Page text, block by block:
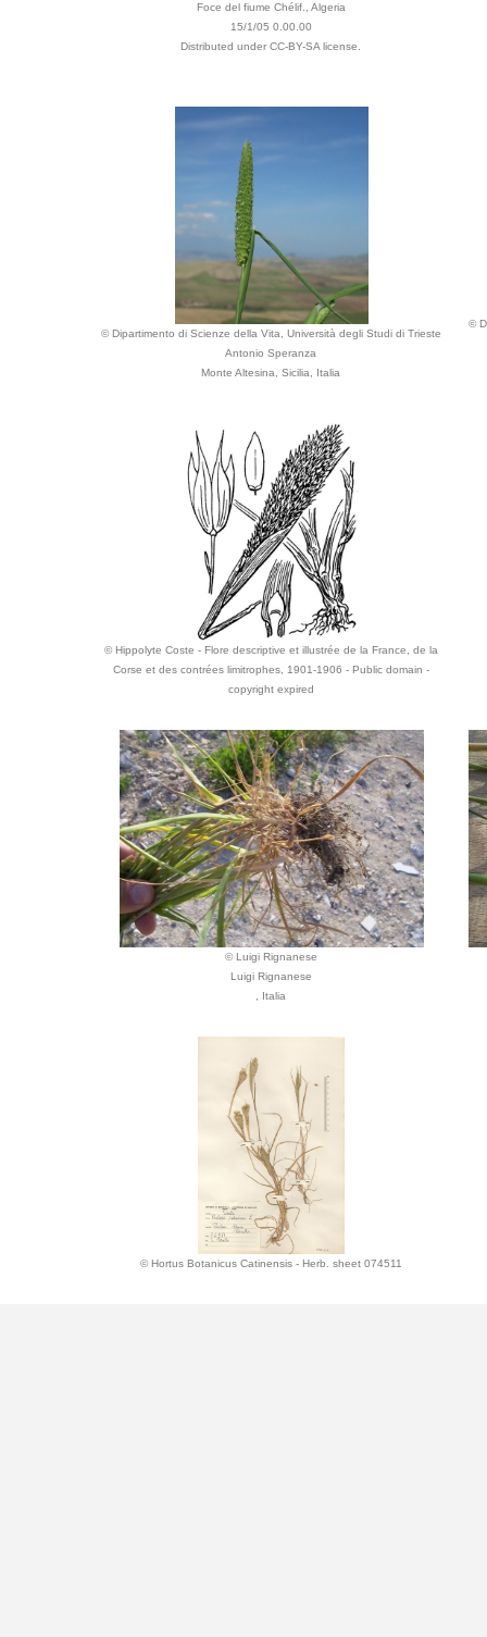
Foce del fiume Chélif., Algeria
15/1/05 0.00.00
Distributed under CC-BY-SA license.
© Dipartimento di Scienze della Vita, Università degli Studi di Trieste
Antonio Speranza
Monte Altesina, Sicilia, Italia
©
© Hippolyte Coste - Flore descriptive et illustrée de la France, de la
Corse et des contrées limitrophes, 1901-1906 - Public domain -
copyright expired
© Luigi Rignanese
Luigi Rignanese
, Italia
© Hortus Botanicus Catinensis - Herb. sheet 074511